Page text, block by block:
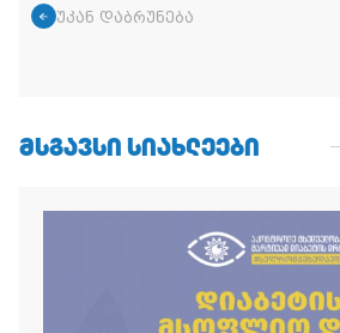
უკან დაბრუნება
ᲛᲡᲒᲐᲕᲡᲘ ᲡᲘᲐᲮᲚᲔᲔᲑᲘ